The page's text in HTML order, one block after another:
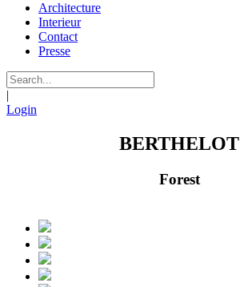
Architecture
Interieur
Contact
Presse
|
Login
BERTHELOT
Forest